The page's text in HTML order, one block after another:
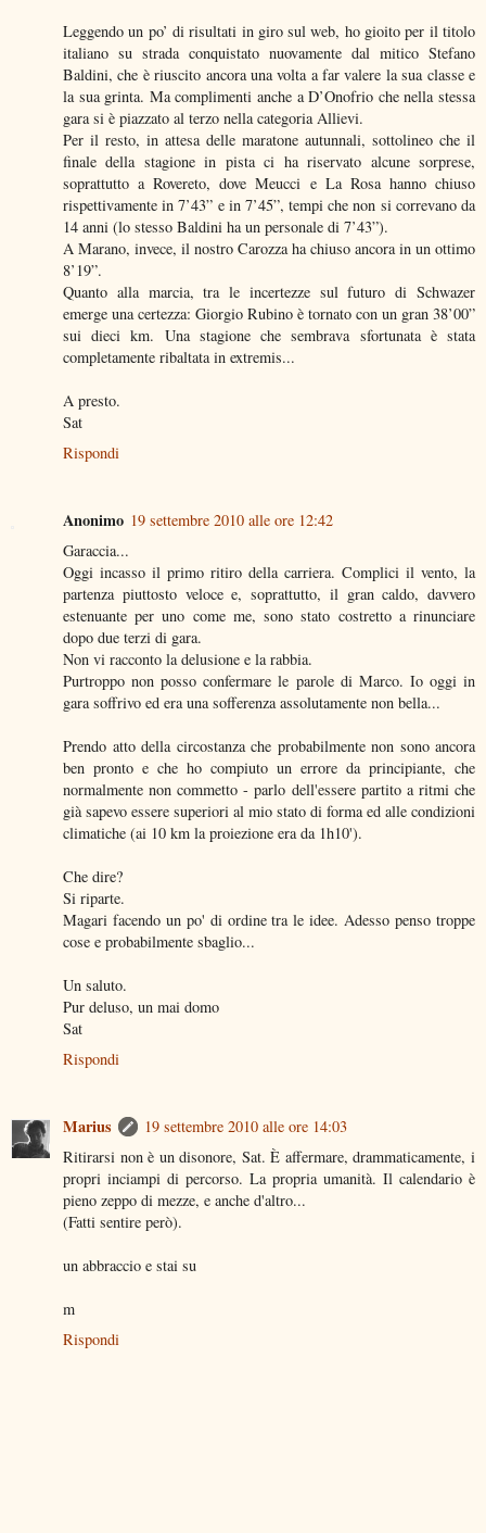
Leggendo un po’ di risultati in giro sul web, ho gioito per il titolo
italiano su strada conquistato nuovamente dal mitico Stefano
Baldini, che è riuscito ancora una volta a far valere la sua classe e
la sua grinta. Ma complimenti anche a D’Onofrio che nella stessa
gara si è piazzato al terzo nella categoria Allievi.
Per il resto, in attesa delle maratone autunnali, sottolineo che il
finale della stagione in pista ci ha riservato alcune sorprese,
soprattutto a Rovereto, dove Meucci e La Rosa hanno chiuso
rispettivamente in 7’43” e in 7’45”, tempi che non si correvano da
14 anni (lo stesso Baldini ha un personale di 7’43”).
A Marano, invece, il nostro Carozza ha chiuso ancora in un ottimo
8’19”.
Quanto alla marcia, tra le incertezze sul futuro di Schwazer
emerge una certezza: Giorgio Rubino è tornato con un gran 38’00”
sui dieci km. Una stagione che sembrava sfortunata è stata
completamente ribaltata in extremis...
A presto.
Sat
Rispondi
Anonimo 19 settembre 2010 alle ore 12:42
Garaccia...
Oggi incasso il primo ritiro della carriera. Complici il vento, la
partenza piuttosto veloce e, soprattutto, il gran caldo, davvero
estenuante per uno come me, sono stato costretto a rinunciare
dopo due terzi di gara.
Non vi racconto la delusione e la rabbia.
Purtroppo non posso confermare le parole di Marco. Io oggi in
gara soffrivo ed era una sofferenza assolutamente non bella...
Prendo atto della circostanza che probabilmente non sono ancora
ben pronto e che ho compiuto un errore da principiante, che
normalmente non commetto - parlo dell'essere partito a ritmi che
già sapevo essere superiori al mio stato di forma ed alle condizioni
climatiche (ai 10 km la proiezione era da 1h10').
Che dire?
Si riparte.
Magari facendo un po' di ordine tra le idee. Adesso penso troppe
cose e probabilmente sbaglio...
Un saluto.
Pur deluso, un mai domo
Sat
Rispondi
Marius
19 settembre 2010 alle ore 14:03
Ritirarsi non è un disonore, Sat. È affermare, drammaticamente, i
propri inciampi di percorso. La propria umanità. Il calendario è
pieno zeppo di mezze, e anche d'altro...
(Fatti sentire però).
un abbraccio e stai su
m
Rispondi